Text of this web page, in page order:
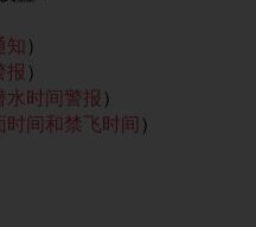
知 ）
报）
水时间警报）
时间和禁飞时间 ）